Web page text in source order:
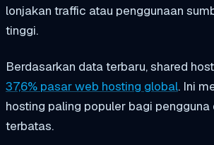
lonjakan traffic atau penggunaan
tinggi.
Berdasarkan data terbaru, shared
37,6% pasar web hosting global. Ini
hosting paling populer bagi pengguna
terbatas.